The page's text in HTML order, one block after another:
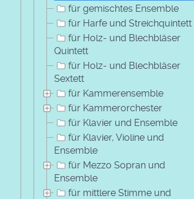
für gemischtes Ensemble
für Harfe und Streichquintett
für Holz- und Blechbläser
Quintett
für Holz- und Blechbläser
Sextett
für Kammerensemble
für Kammerorchester
für Klavier und Ensemble
für Klavier, Violine und
Ensemble
für Mezzo Sopran und
Ensemble
für mittlere Stimme und